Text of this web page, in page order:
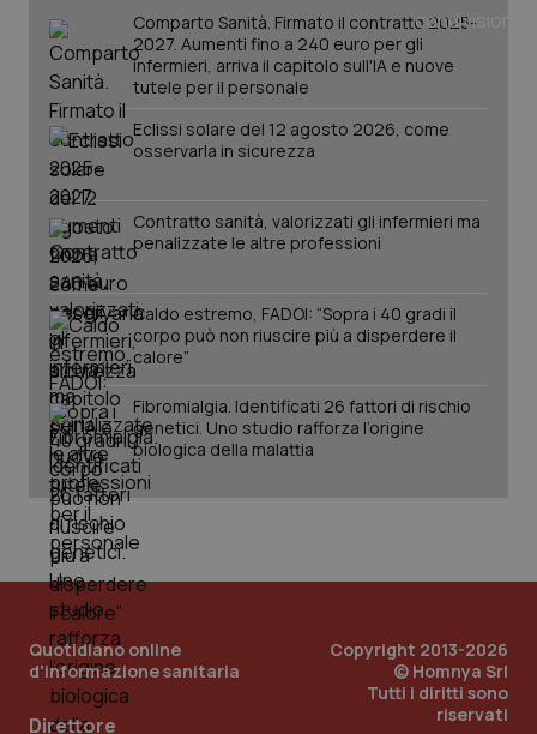
Comparto Sanità. Firmato il contratto 2025-
2027. Aumenti fino a 240 euro per gli
infermieri, arriva il capitolo sull'IA e nuove
tutele per il personale
Eclissi solare del 12 agosto 2026, come
osservarla in sicurezza
Contratto sanità, valorizzati gli infermieri ma
penalizzate le altre professioni
Caldo estremo, FADOI: “Sopra i 40 gradi il
corpo può non riuscire più a disperdere il
calore”
Fibromialgia. Identificati 26 fattori di rischio
genetici. Uno studio rafforza l’origine
biologica della malattia
Quotidiano online
d'informazione sanitaria
Direttore
Copyright 2013-2026
© Homnya Srl
Tutti i diritti sono
riservati
PHPSESSID